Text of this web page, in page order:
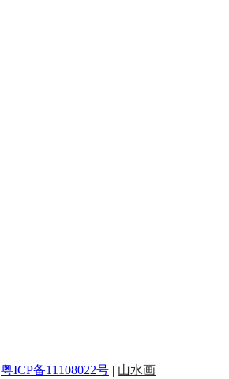
粤ICP备11108022号 | 山水画